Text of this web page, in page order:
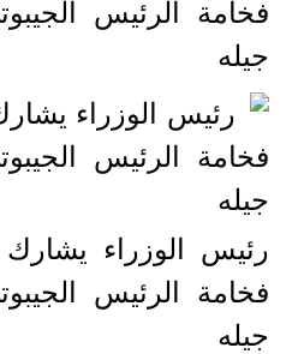
فخامة الرئيس
جيله
رئيس الوزراء
فخامة الرئيس
جيله